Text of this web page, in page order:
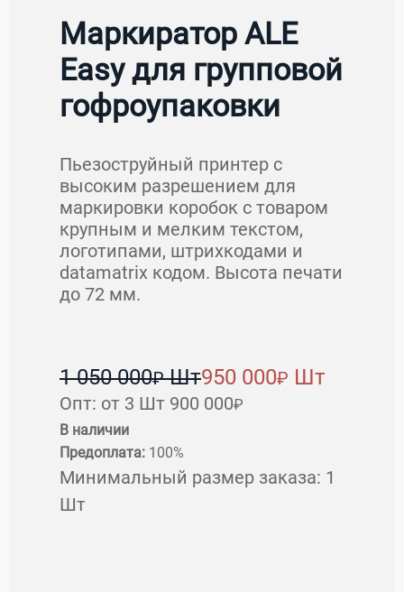
Маркиратор ALE
Easy для групповой
гофроупаковки
Пьезоструйный принтер с
высоким разрешением для
маркировки коробок с товаром
крупным и мелким текстом,
логотипами, штрихкодами и
datamatrix кодом. Высота печати
до 72 мм.
1 050 000₽Шт950 000₽ Шт
Опт: от 3 Шт 900 000₽
В наличии
Предоплата: 100%
Минимальный размер заказа: 1
Шт